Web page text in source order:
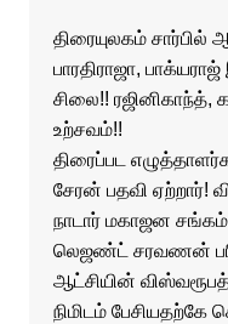
திரையுலகம்
பாரதிராஜா,
சிலை!!
உற்சவம்!!
திரைப்பட
சேரன் பதவி ஏற்றார்!
நாடார் மகாஜன சங்கம்
லெஜண்ட் சரவணன்
ஆட்சியின்
நிமிடம் பேசியதற்கே